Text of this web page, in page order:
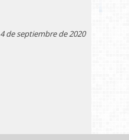
4 de septiembre de 2020